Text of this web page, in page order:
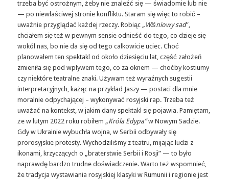
trzeba być ostrożnym, żeby nie znaleźć się — świadomie lub nie
— po niewłaściwej stronie konfliktu. Staram się więc to robić –
uważnie przyglądać każdej rzeczy. Robiąc „Wiśniowy sad”,
chciałem się też w pewnym sensie odnieść do tego, co dzieje się
wokół nas, bo nie da się od tego całkowicie uciec. Choć
planowałem ten spektakl od około dziesięciu lat, część założeń
zmieniła się pod wpływem tego, co za oknem — choćby kostiumy
czy niektóre teatralne znaki. Używam też wyraźnych sugestii
interpretacyjnych, każąc na przykład Jaszy — postaci dla mnie
moralnie odpychającej – wykonywać rosyjski rap. Trzeba też
uważać na kontekst, w jakim dany spektakl się pojawia. Pamiętam,
że w lutym 2022 roku robiłem „Króla Edypa”w Nowym Sadzie.
Gdy w Ukrainie wybuchła wojna, w Serbii odbywały się
prorosyjskie protesty. Wychodziliśmy z teatru, mijając ludzi z
ikonami, krzyczących o „braterstwie Serbii i Rosji” — to było
naprawdę bardzo trudne doświadczenie. Warto też wspomnieć,
że tradycja wystawiania rosyjskiej klasyki w Rumunii i regionie jest